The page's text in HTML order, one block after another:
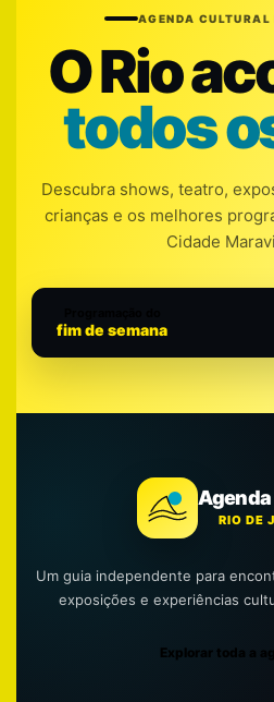
AGENDA CULTURAL
O Rio
todos
Descubra shows, teatro,
crianças e os melhores
Cidade
fim de semana
RIO DE
Um guia independente para
exposições e experiências
Explorar toda a